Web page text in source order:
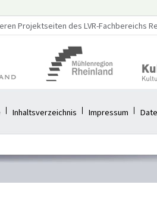
Projektseiten des LVR-Fachbereichs
Inhaltsverzeichnis Impressum